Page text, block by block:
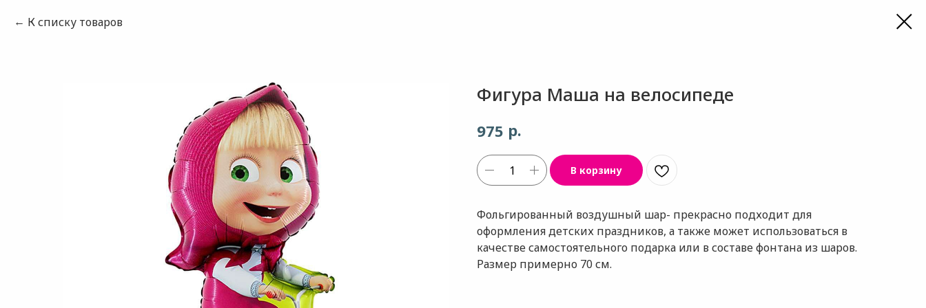
К списку товаров
Фигура Маша на велосипеде
975 р.
В корзину
Фольгированный воздушный шар- прекрасно подходит для
оформления детских праздников, а также может использоваться в
качестве самостоятельного подарка или в составе фонтана из шаров.
Размер примерно 70 см.